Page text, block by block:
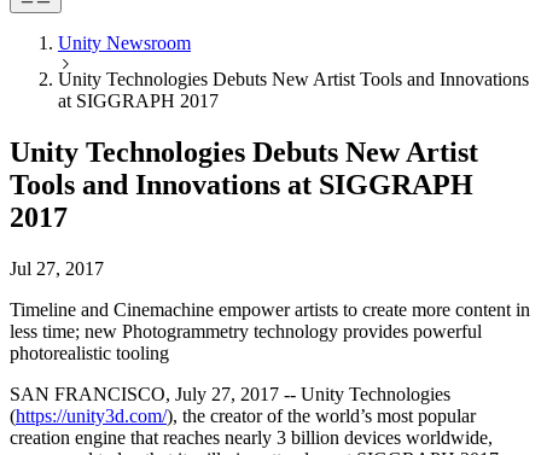
Unity 엔진
모든 플랫폼 위한 2D 및 3D 게임 제작
협업
Unity 다운로드
플랜 및 가격
배포
멀티플랫폼
Unity가 지원하는 25개 이상의 플랫폼을 살펴보세요.
LiveOps
성장
3D 협업
실시간 3D 프로젝트 빌드 및 검토
몰입형 교육
고객 경험
인터랙티브 3D 경험 제작
산업 분야
제조업
운영 우수성 확보
리테일
자동차
기술 자료
공식 유저. '광고 지면'의 타겟 고객 매뉴얼 및 API 레퍼런스
개발자 툴
릴리스 버전 및 이슈 트래커
로드맵
예정된 기능 검토
용어집
분석 자료
실제 성공 사례
토론
토론, 문제 해결, 소통
이벤트
글로벌 이벤트 및 현지 이벤트
커뮤니티 사례
Made with Unity
개발자, 크리에이터, Insider와의 소통
Unity Awards
전 세계 Unity 크리에이터 축하
Unity Learn
무료로 Unity 기술 마스터
전문 교육
Unity 강사와 함께 팀의 역량을 강화하세요
Unity 처음 사용하시나요
시작하기
학습 시작하기
Unity 필수 학습 길잡이
Unity 사용이 처음이신가요? 여정 시작하기
사용법 가이드
교육
도움 받기
성공을 위한 Unity
Success 플랜
FAQ
일반적인 질문에 대한 답변
유니티 팀과 소통하기
Unity Newsroom
Unity Technologies Debuts New Artist Tools and Innovations
at SIGGRAPH 2017
Unity Technologies Debuts New Artist
Tools and Innovations at SIGGRAPH
2017
Jul 27, 2017
Timeline and Cinemachine empower artists to create more content in
less time; new Photogrammetry technology provides powerful
photorealistic tooling
SAN FRANCISCO, July 27, 2017 -- Unity Technologies
(https://unity3d.com/), the creator of the world’s most popular
creation engine that reaches nearly 3 billion devices worldwide,